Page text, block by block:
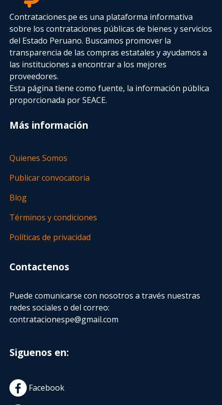
Contrataciones.pe es una plataforma informativa
sobre los contrataciones públicas de bienes y servicios
del Estado Peruano. Buscamos promover la
transparencia de las compras estatalesy ayudamos a
las instituciones a encontrar a los mejores
proveedores.
Esta página tiene como fuente, la información pública
proporcionada por SEACE.
Más información
Quienes Somos
Publicar convocatoria
Blog
Términos y condiciones
Políticas de privacidad
Contactenos
Puede comunicarse con nosotros a través nuestras
redes sociales o del correo:
contratacionespe@gmail.com
Siguenos en:
Facebook